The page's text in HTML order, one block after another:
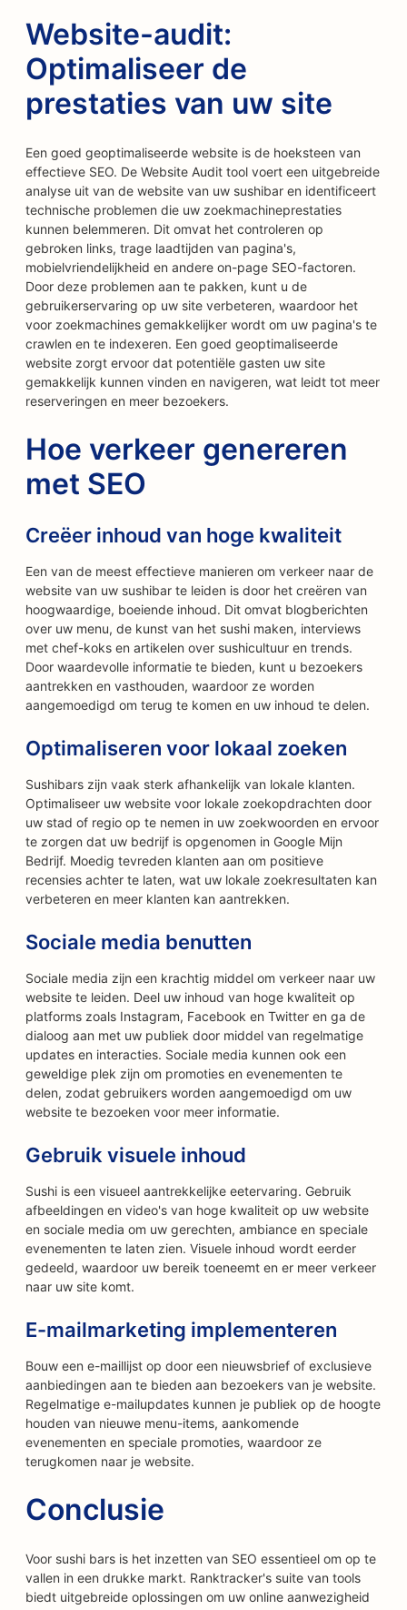
Website-audit:
Optimaliseer de
prestaties van uw site
Een goed geoptimaliseerde website is de hoeksteen van
effectieve SEO. De Website Audit tool voert een uitgebreide
analyse uit van de website van uw sushibar en identificeert
technische problemen die uw zoekmachineprestaties
kunnen belemmeren. Dit omvat het controleren op
gebroken links, trage laadtijden van pagina's,
mobielvriendelijkheid en andere on-page SEO-factoren.
Door deze problemen aan te pakken, kunt u de
gebruikerservaring op uw site verbeteren, waardoor het
voor zoekmachines gemakkelijker wordt om uw pagina's te
crawlen en te indexeren. Een goed geoptimaliseerde
website zorgt ervoor dat potentiële gasten uw site
gemakkelijk kunnen vinden en navigeren, wat leidt tot meer
reserveringen en meer bezoekers.
Hoe verkeer genereren
met SEO
Creëer inhoud van hoge kwaliteit
Een van de meest effectieve manieren om verkeer naar de
website van uw sushibar te leiden is door het creëren van
hoogwaardige, boeiende inhoud. Dit omvat blogberichten
over uw menu, de kunst van het sushi maken, interviews
met chef-koks en artikelen over sushicultuur en trends.
Door waardevolle informatie te bieden, kunt u bezoekers
aantrekken en vasthouden, waardoor ze worden
aangemoedigd om terug te komen en uw inhoud te delen.
Optimaliseren voor lokaal zoeken
Sushibars zijn vaak sterk afhankelijk van lokale klanten.
Optimaliseer uw website voor lokale zoekopdrachten door
uw stad of regio op te nemen in uw zoekwoorden en ervoor
te zorgen dat uw bedrijf is opgenomen in Google Mijn
Bedrijf. Moedig tevreden klanten aan om positieve
recensies achter te laten, wat uw lokale zoekresultaten kan
verbeteren en meer klanten kan aantrekken.
Sociale media benutten
Sociale media zijn een krachtig middel om verkeer naar uw
website te leiden. Deel uw inhoud van hoge kwaliteit op
platforms zoals Instagram, Facebook en Twitter en ga de
dialoog aan met uw publiek door middel van regelmatige
updates en interacties. Sociale media kunnen ook een
geweldige plek zijn om promoties en evenementen te
delen, zodat gebruikers worden aangemoedigd om uw
website te bezoeken voor meer informatie.
Gebruik visuele inhoud
Sushi is een visueel aantrekkelijke eetervaring. Gebruik
afbeeldingen en video's van hoge kwaliteit op uw website
en sociale media om uw gerechten, ambiance en speciale
evenementen te laten zien. Visuele inhoud wordt eerder
gedeeld, waardoor uw bereik toeneemt en er meer verkeer
naar uw site komt.
E-mailmarketing implementeren
Bouw een e-maillijst op door een nieuwsbrief of exclusieve
aanbiedingen aan te bieden aan bezoekers van je website.
Regelmatige e-mailupdates kunnen je publiek op de hoogte
houden van nieuwe menu-items, aankomende
evenementen en speciale promoties, waardoor ze
terugkomen naar je website.
Conclusie
Voor sushi bars is het inzetten van SEO essentieel om op te
vallen in een drukke markt. Ranktracker's suite van tools
biedt uitgebreide oplossingen om uw online aanwezigheid